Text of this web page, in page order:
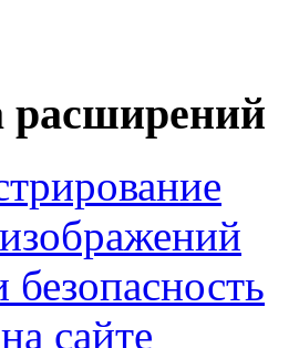
расширений
сайте